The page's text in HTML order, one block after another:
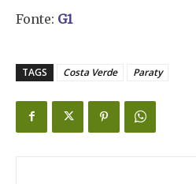
Fonte: G1
TAGS Costa Verde Paraty